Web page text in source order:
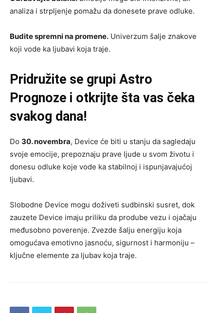
analiza i strpljenje pomažu da donesete prave odluke.
Budite spremni na promene. Univerzum šalje znakove
koji vode ka ljubavi koja traje.
Pridružite se grupi Astro
Prognoze i otkrijte šta vas čeka
svakog dana!
Do 30. novembra, Device će biti u stanju da sagledaju
svoje emocije, prepoznaju prave ljude u svom životu i
donesu odluke koje vode ka stabilnoj i ispunjavajućoj
ljubavi.
Slobodne Device mogu doživeti sudbinski susret, dok
zauzete Device imaju priliku da prodube vezu i ojačaju
međusobno poverenje. Zvezde šalju energiju koja
omogućava emotivno jasnoću, sigurnost i harmoniju –
ključne elemente za ljubav koja traje.